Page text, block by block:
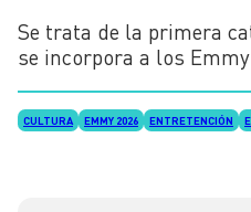
Se trata de la primera
se incorpora a los
CULTURA EMMY 2026 ENTRETENCIÓN